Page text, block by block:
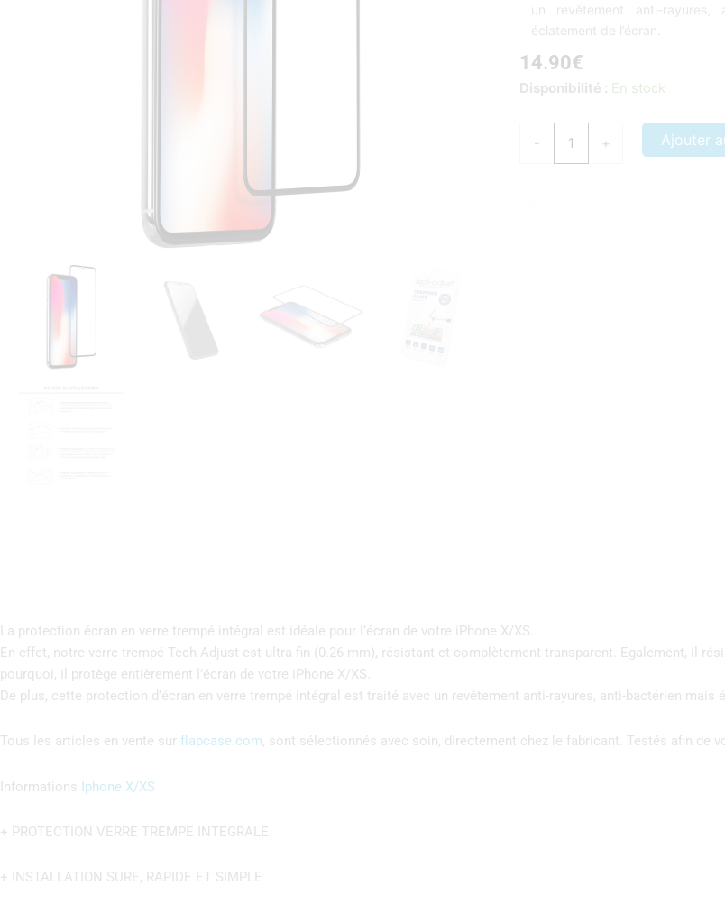
un revêtement anti-rayures,
éclatement de l’écran.
14.90€
Disponibilité : En stock
-
quantité
+ Ajouter
La protection écran en verre trempé intégral est idéale pour l’écran de votre iPhone X/XS.
En effet, notre verre trempé Tech Adjust est ultra fin (0.26 mm), résistant et complètement transparent. Egalement, il
pourquoi, il protège entièrement l’écran de votre iPhone X/XS.
De plus, cette protection d’écran en verre trempé intégral est traité avec un revêtement anti-rayures, anti-bactérien mais
Tous les articles en vente sur flapcase.com, sont sélectionnés avec soin, directement chez le fabricant. Testés afin de
Informations Iphone X/XS
+ PROTECTION VERRE TREMPE INTEGRALE
+ INSTALLATION SURE, RAPIDE ET SIMPLE